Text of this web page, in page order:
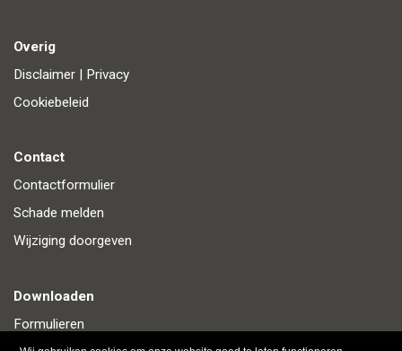
Overig
Disclaimer | Privacy
Cookiebeleid
Contact
Contactformulier
Schade melden
Wijziging doorgeven
Downloaden
Formulieren